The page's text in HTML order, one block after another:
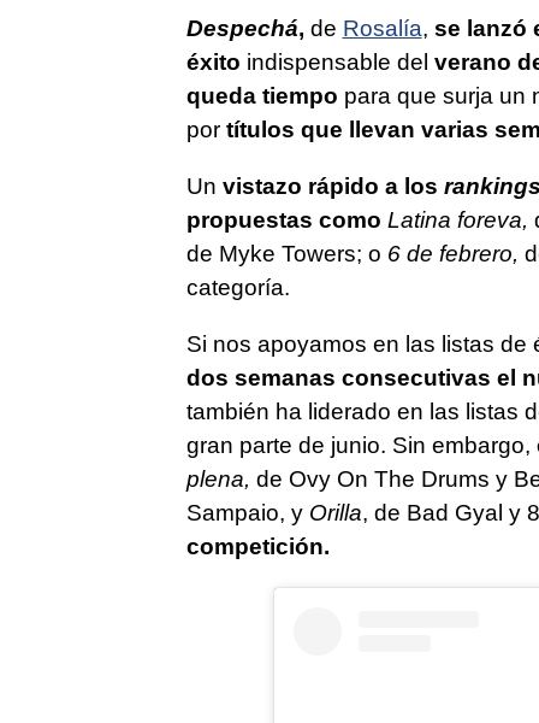
Despechá, de Rosalía, se lanzó
éxito indispensable del verano
queda tiempo para que surja un
portítulos que llevan varias
Un vistazo rápido a los
propuestas como Latina foreva,
de Myke Towers; o 6 de febrero,
categoría.
Si nos apoyamos en las listas de
dos semanas consecutivas el
también ha liderado en las listas
gran parte de junio. Sin embargo,
plena, de Ovy On The Drums y
Sampaio, y Orilla, de Bad Gyal y
competición.